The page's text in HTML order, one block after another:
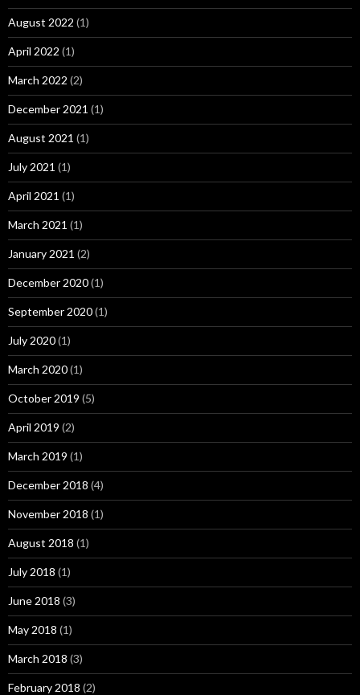
August 2022 (1)
April 2022 (1)
March 2022 (2)
December 2021 (1)
August 2021 (1)
July 2021 (1)
April 2021 (1)
March 2021 (1)
January 2021 (2)
December 2020(1)
September 2020(1)
July 2020(1)
March 2020(1)
October 2019 (5)
April 2019 (2)
March 2019 (1)
December 2018 (4)
November 2018 (1)
August 2018 (1)
July 2018 (1)
June 2018 (3)
May 2018 (1)
March 2018 (3)
February 2018 (2)